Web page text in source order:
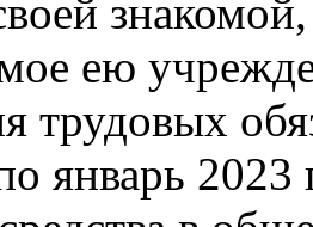
ею
трудовых
январь